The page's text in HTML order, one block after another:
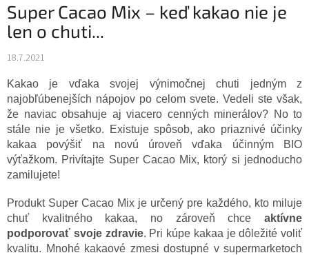
Super Cacao Mix – keď kakao nie je
len o chuti...
18.7.2021
Kakao je vďaka svojej výnimočnej chuti jedným z
najobľúbenejších nápojov po celom svete. Vedeli ste však,
že naviac obsahuje aj viacero cenných minerálov? No to
stále nie je všetko. Existuje spôsob, ako priaznivé účinky
kakaa povýšiť na novú úroveň vďaka účinným BIO
výťažkom. Privítajte Super Cacao Mix, ktorý si jednoducho
zamilujete!
Produkt Super Cacao Mix je určený pre každého, kto miluje
chuť kvalitného kakaa, no zároveň chce aktívne
podporovať svoje zdravie. Pri kúpe kakaa je dôležité voliť
kvalitu. Mnohé kakaové zmesi dostupné v supermarketoch